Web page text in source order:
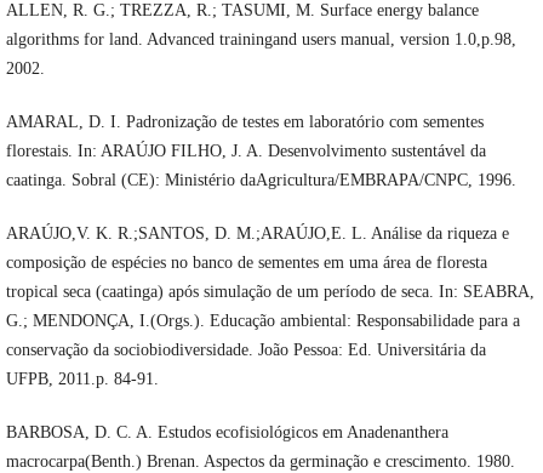
ALLEN, R. G.; TREZZA, R.; TASUMI, M. Surface energy balance
algorithms for land. Advanced trainingand users manual, version 1.0,p.98,
2002.
AMARAL, D. I. Padronização de testes em laboratório com sementes
florestais. In: ARAÚJO FILHO, J. A. Desenvolvimento sustentável da
caatinga. Sobral (CE): Ministério daAgricultura/EMBRAPA/CNPC, 1996.
ARAÚJO,V. K. R.;SANTOS, D. M.;ARAÚJO,E. L. Análise da riqueza e
composição de espécies no banco de sementes em uma área de floresta
tropical seca (caatinga) após simulação de um período de seca. In: SEABRA,
G.; MENDONÇA, I.(Orgs.). Educação ambiental: Responsabilidade para a
conservação da sociobiodiversidade. João Pessoa: Ed. Universitária da
UFPB, 2011.p. 84-91.
BARBOSA, D. C. A. Estudos ecofisiológicos em Anadenanthera
macrocarpa(Benth.) Brenan. Aspectos da germinação e crescimento. 1980.